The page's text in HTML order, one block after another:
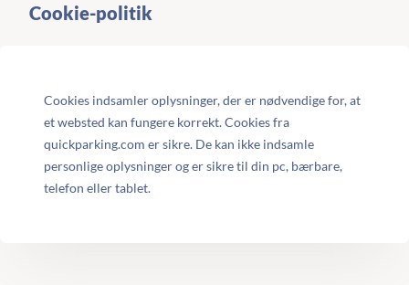
Cookie-politik
Cookies indsamler oplysninger, der er nødvendige for, at
et websted kan fungere korrekt. Cookies fra
quickparking.com er sikre. De kan ikke indsamle
personlige oplysninger og er sikre til din pc, bærbare,
telefon eller tablet.